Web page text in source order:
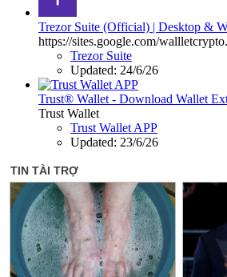
Trezor Suite (Official) | Desktop &
https://sites.google.com/
Trezor Suite
Updated: 24/6/26
Trust® Wallet - Download Wallet
Trust Wallet
Trust Wallet APP
Updated: 23/6/26